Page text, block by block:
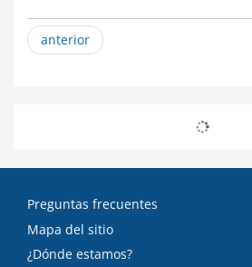
anterior
Preguntas frecuentes
Mapa del sitio
¿Dónde estamos?